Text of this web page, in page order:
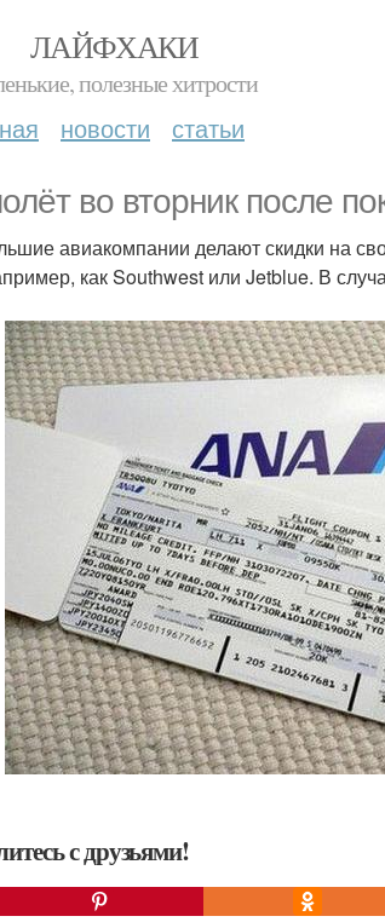
ЛАЙФХАКИ
полезные хитрости
новости статьи
во вторник после
авиакомпании делают скидки на
как Southwest или Jetblue. В
с друзьями!